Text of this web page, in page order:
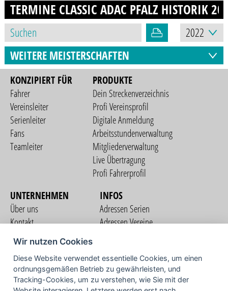
TERMINE CLASSIC ADAC PFALZ HISTORIK
WEITERE MEISTERSCHAFTEN
KONZIPIERT FÜR
Fahrer
Vereinsleiter
Serienleiter
Fans
Teamleiter
PRODUKTE
Dein Streckenverzeichnis
Profi Vereinsprofil
Digitale Anmeldung
Arbeitsstundenverwaltung
Mitgliederverwaltung
Live Übertragung
Profi Fahrerprofil
UNTERNEHMEN
Über uns
Kontakt
Nutzungsbedingungen
Datenschutzerklärung
Impressum
INFOS
Adressen Serien
Adressen Vereine
COMMUNITY
Wir nutzen Cookies
Diese Website verwendet essentielle Cookies, um einen
ordnungsgemäßen Betrieb zu gewährleisten, und
Tracking-Cookies, um zu verstehen, wie Sie mit der